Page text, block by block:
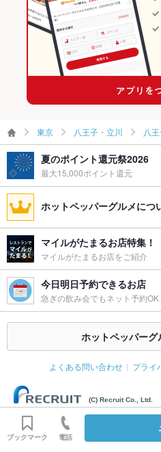
お子様連れ お子様連れ歓迎 ：■八
結婚式二次会・大型宴会
プライズ対
備考 ■八王子 個室居酒屋 銀
八王子駅 × 焼き鳥・鶏料理
東京 八王子・立川 八
夏のポイント還元祭2026
最大15,000ポイント還元
ホットペッパーグルメにつ
マイルがたまるお店特集！
マイルがたまるお店をご紹介
今日明日予約できるお店
急ぎの飲み会でもネット予約OK
ホットペッパー
よくある問い合わせ プライ
(C) Recruit Co., Ltd.
ブックマーク 電話